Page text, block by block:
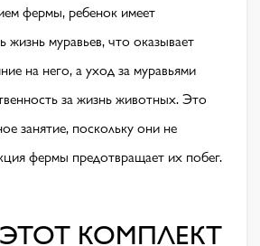
фермы, ребенок имеет
жизнь муравьев, что оказывает
на него, а уход за муравьями
за жизнь животных. Это
занятие, поскольку они не
фермы предотвращает их побег.
КОМПЛЕКТ